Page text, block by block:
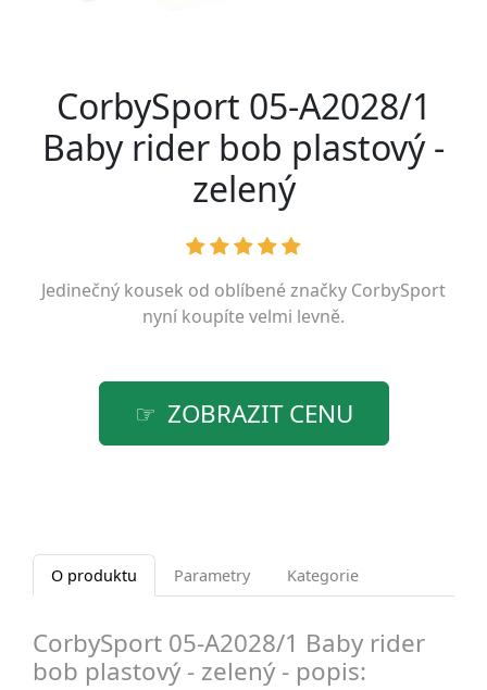
CorbySport 05-A2028/1
Baby rider bob plastový -
zelený
Jedinečný kousek od oblíbené značky CorbySport
nyní koupíte velmi levně.
ZOBRAZIT CENU
O produktu Parametry Kategorie
CorbySport 05-A2028/1 Baby rider
bob plastový - zelený - popis: